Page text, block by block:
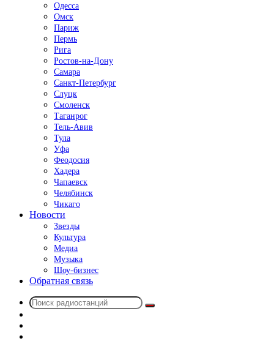
Одесса
Омск
Париж
Пермь
Рига
Ростов-на-Дону
Самара
Санкт-Петербург
Слуцк
Смоленск
Таганрог
Тель-Авив
Тула
Уфа
Феодосия
Хадера
Чапаевск
Челябинск
Чикаго
Новости
Звезды
Культура
Медиа
Музыка
Шоу-бизнес
Обратная связь
Поиск